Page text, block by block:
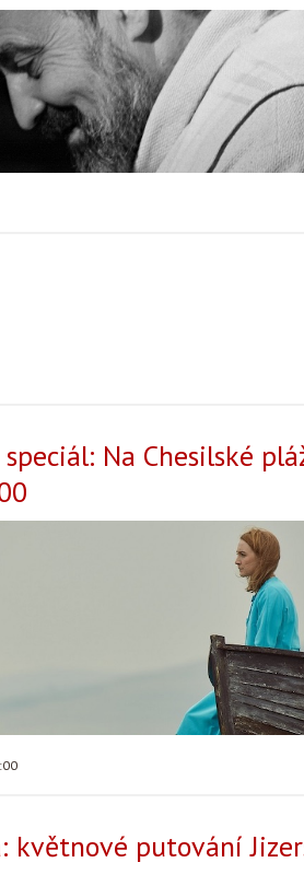
Na Chesilské
květnové putování